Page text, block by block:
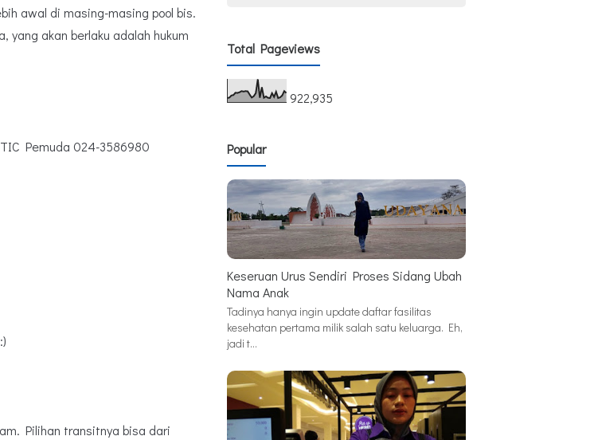
awal di masing-masing pool bis.
yang akan berlaku adalah hukum
Pemuda 024-3586980
Pilihan transitnya bisa dari
Total Pageviews
922,935
Popular
Keseruan Urus Sendiri Proses Sidang Ubah
Nama Anak
Tadinya hanya ingin update daftar fasilitas
kesehatan pertama milik salah satu keluarga. Eh,
jadi t…